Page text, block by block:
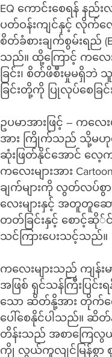
EQ ကောင်းစေရန် နည်းလ
ပတ်ဝန်းကျင်နှင့် လိုက်လ
စိတ်ခံစားချက်စွမ်းရည်
သည်။ ထို့ကြောင့် ကလေးမ
ခြင်း၊ စိတ်ဖိစီးမှုမရှိဘဲ
ခြင်းတို့ကို ပြုလုပ်စေခြ
ဥပမာအားဖြင့် – ကလ
အား ကြိုက်သည် သို့မဟုတ်
ဆုံးဖြတ်နိုင်အောင် လေ့
ကလေးများအား
ချက်များကို လွတ်လပ်စွာ
လေးများနှင့် အတူတူဆေ
တတ်ခြင်းနှင့် စောင့်ဆို်
သင်ကြားပေးသင့်သည်။
ကလေးများသည် ကျန်း
အဖြစ် ရှင်သန်ကြီးပြင်
သော ဆိတ်နို့အား တိုက်ကျွ
ပေါ်စေနိုင်ပါသည်။ ဆိ
တိန်းသည် အစာကြေလွယ်
ကိုု လွယ်ကူလျင်မြန်စွာ စု